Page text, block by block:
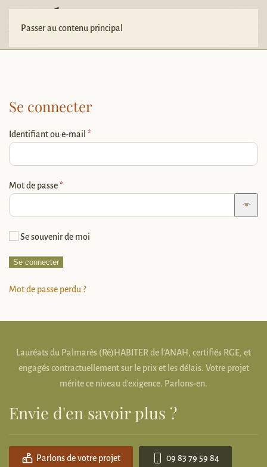
Passer au contenu principal
Se connecter
Identifiant ou e-mail *Obligatoire
Mot de passe*Obligatoire
Se souvenir de moi
Se connecter
Mot de passe perdu ?
Lauréats du Palmarès (Ré)HABITER de l'ANAH, certifiés RGE, et
engagés contractuellement sur le prix et les délais. Votre projet
mérite ce niveau d'exigence. Parlons-en.
Envie d'en savoir plus ?
Parlons de votre projet 09 83 79 59 84